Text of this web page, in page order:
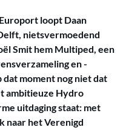
loopt Daan
nietsvermoedend
Smit hem Multiped, een
en -
moment nog niet dat
ambitieuze Hydro
uitdaging staat: met
naar het Verenigd